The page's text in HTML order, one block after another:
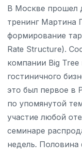
В Москве прошел
тренинг Мартина
формирование
Rate Structure).
компании Big
гостиничного
это был первое в
по упомянутой
участие любой
семинаре
недель.